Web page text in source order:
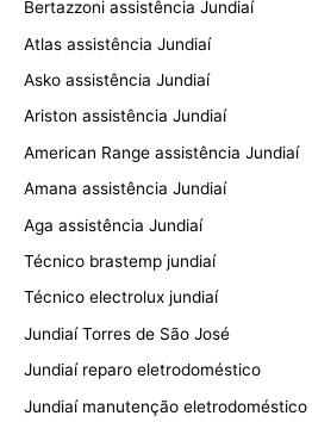
Bertazzoni assistência Jundiaí
Atlas assistência Jundiaí
Asko assistência Jundiaí
Ariston assistência Jundiaí
American Range assistência Jundiaí
Amana assistência Jundiaí
Aga assistência Jundiaí
Técnico brastemp jundiaí
Técnico electrolux jundiaí
Jundiaí Torres de São José
Jundiaí reparo eletrodoméstico
Jundiaí manutenção eletrodoméstico